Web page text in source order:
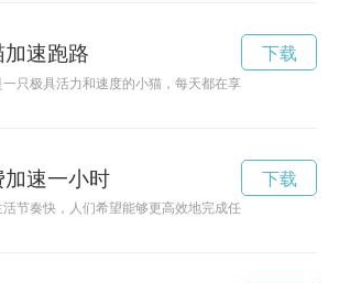
加速跑路
一只极具活力和速度的小猫，每天都在享受着奔跑的快
下载
加速一小时
活节奏快，人们希望能够更高效地完成任务。一家新推
下载